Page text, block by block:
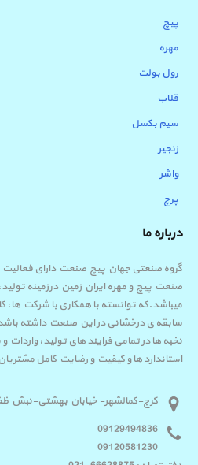
پیچ
مهره
رول بولت
قلاب
سیم بکسل
زنجیر
واشر
پرچ
درباره ما
صنعت پیچ و مهره ایران زمین درزمینه
میباشد.که توانسته با همکاری با شرکت ها،
سابقه ی درخشانی در این صنعت داشته
نخبه ها در تمامی فرایند های تولید،
استاندارد ها و کیفیت و رضایت کامل
کرج-کمالشهر- خیابان بهشتی-نبش
09129494836
09120581230